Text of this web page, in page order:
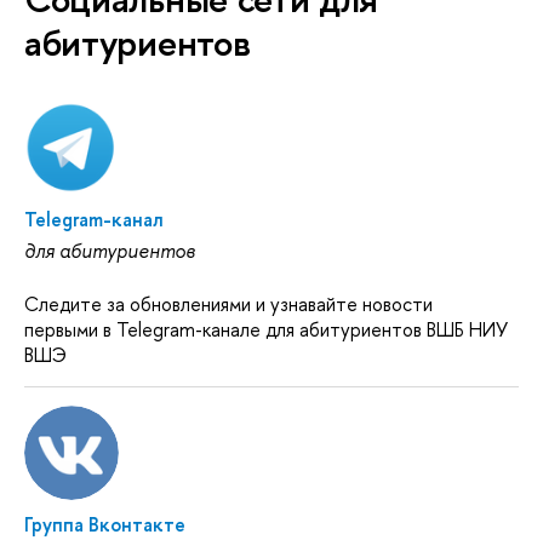
абитуриентов
Telegram-канал
для абитуриентов
Следите за обновлениями и узнавайте новости
первыми в Telegram-канале для абитуриентов ВШБ НИУ
ВШЭ
Группа Вконтакте